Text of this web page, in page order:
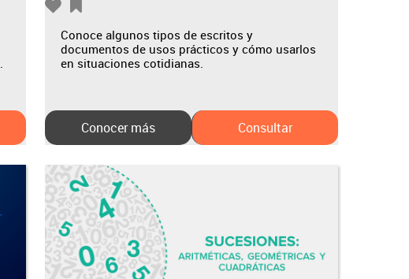
Conoce algunos tipos de escritos y
documentos de usos prácticos y cómo usarlos
en situaciones cotidianas.
Conocer más Consultar